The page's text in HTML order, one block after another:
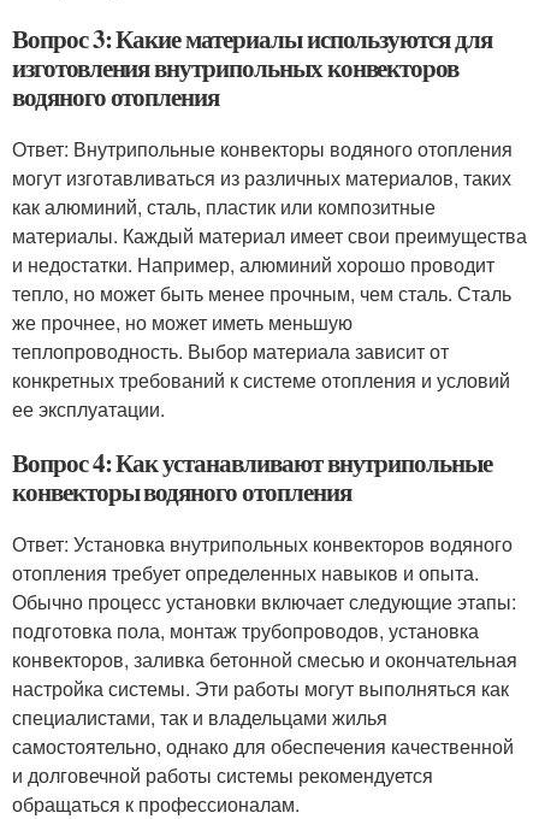
Вопрос 3: Какие материалы используются для
изготовления внутрипольных конвекторов
водяного отопления
Ответ: Внутрипольные конвекторы водяного отопления
могут изготавливаться из различных материалов, таких
как алюминий, сталь, пластик или композитные
материалы. Каждый материал имеет свои преимущества
и недостатки. Например, алюминий хорошо проводит
тепло, но может быть менее прочным, чем сталь. Сталь
же прочнее, но может иметь меньшую
теплопроводность. Выбор материала зависит от
конкретных требований к системе отопления и условий
ее эксплуатации.
Вопрос 4: Как устанавливают внутрипольные
конвекторы водяного отопления
Ответ: Установка внутрипольных конвекторов водяного
отопления требует определенных навыков и опыта.
Обычно процесс установки включает следующие этапы:
подготовка пола, монтаж трубопроводов, установка
конвекторов, заливка бетонной смесью и окончательная
настройка системы. Эти работы могут выполняться как
специалистами, так и владельцами жилья
самостоятельно, однако для обеспечения качественной
и долговечной работы системы рекомендуется
обращаться к профессионалам.